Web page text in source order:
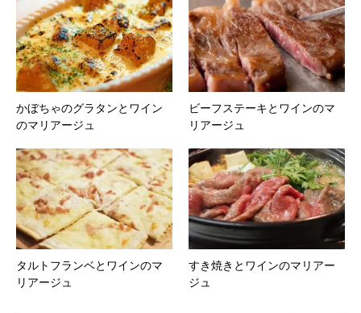
かぼちゃのグラタンとワイン
のマリアージュ
ビーフステーキとワインのマ
リアージュ
タルトフランベとワインのマ
リアージュ
すき焼きとワインのマリアー
ジュ